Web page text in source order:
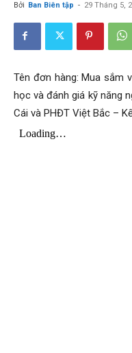
Khoáng
Bởi Ban Biên tập - 29 Tháng 5,
Tên đơn hàng: Mua sắm
học và đánh giá kỹ năng
Cái và PHĐT Việt Bắc –